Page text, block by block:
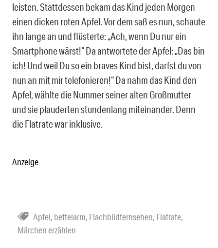
leisten. Stattdessen bekam das Kind jeden Morgen
einen dicken roten Apfel. Vor dem saß es nun, schaute
ihn lange an und flüsterte: „Ach, wenn Du nur ein
Smartphone wärst!“ Da antwortete der Apfel: „Das bin
ich! Und weil Du so ein braves Kind bist, darfst du von
nun an mit mir telefonieren!“ Da nahm das Kind den
Apfel, wählte die Nummer seiner alten Großmutter
und sie plauderten stundenlang miteinander. Denn
die Flatrate war inklusive.
Anzeige
Apfel, bettelarm, Flachbildfernsehen, Flatrate,
Märchen erzählen